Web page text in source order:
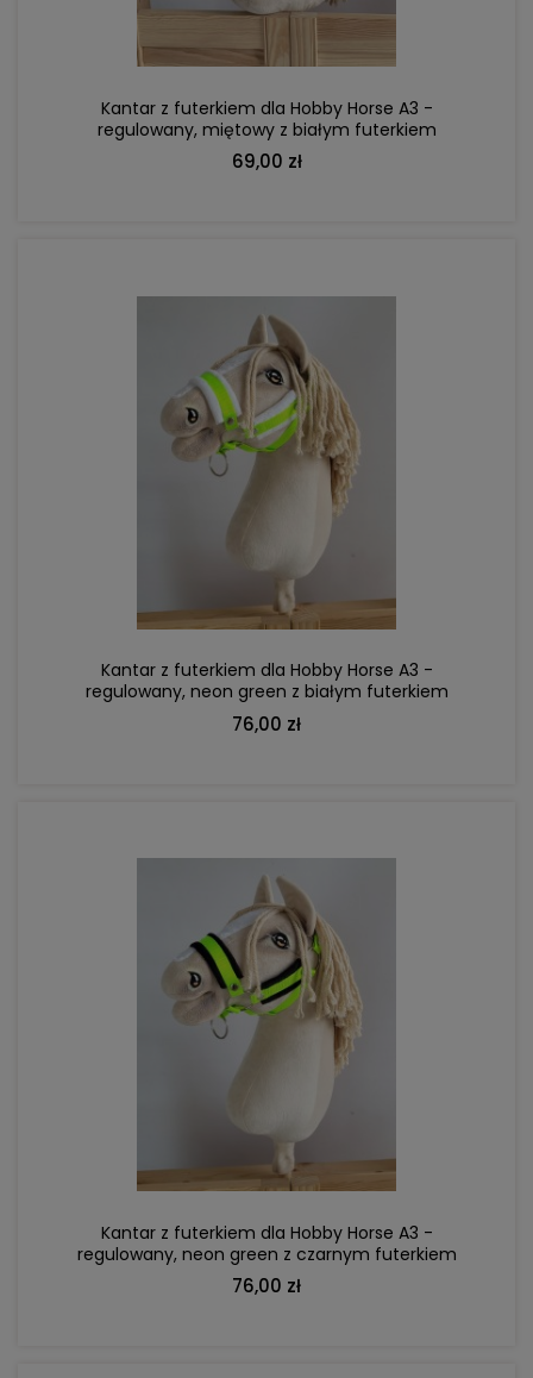
Kantar z futerkiem dla Hobby Horse A3 -
regulowany, miętowy z białym futerkiem
69,00 zł
Kantar z futerkiem dla Hobby Horse A3 -
regulowany, neon green z białym futerkiem
76,00 zł
DO KOSZYKA
Kantar z futerkiem dla Hobby Horse A3 -
regulowany, neon green z czarnym futerkiem
76,00 zł
DO KOSZYKA